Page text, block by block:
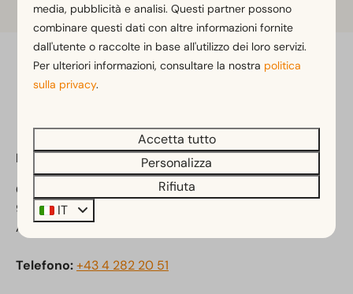
Paga in sicurezza
EuroParcs Hermagor-Nassfeld
Obervellach 15
9620 Obervellach
Austria
Telefono:+43 4 282 20 51
media, pubblicità e analisi. Questi partner possono
combinare questi dati con altre informazioni fornite
dall'utente o raccolte in base all'utilizzo dei loro servizi.
Per ulteriori informazioni, consultare la nostra politica
sulla privacy.
Accetta tutto
Personalizza
Rifiuta
IT